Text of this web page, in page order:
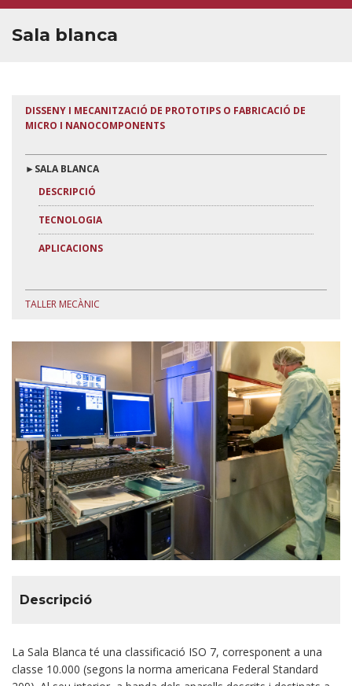
PERSONAL
CONTACTA
Sala blanca
DISSENY I MECANITZACIÓ DE PROTOTIPS O FABRICACIÓ DE
MICRO I NANOCOMPONENTS
►SALA BLANCA
DESCRIPCIÓ
TECNOLOGIA
APLICACIONS
TALLER MECÀNIC
Descripció
La Sala Blanca té una classificació ISO 7, corresponent a una
classe 10.000 (segons la norma americana Federal Standard